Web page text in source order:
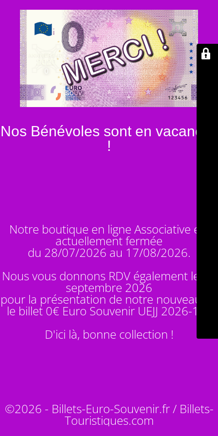
Nos Bénévoles sont en vacances
!
Notre boutique en ligne Associative est
actuellement fermée
du 28/07/2026 au 17/08/2026.
Nous vous donnons RDV également le 14
septembre 2026
pour la présentation de notre nouveauté :
le billet 0€ Euro Souvenir UEJJ 2026-10
D'ici là, bonne collection !
©2026 - Billets-Euro-Souvenir.fr / Billets-
Touristiques.com